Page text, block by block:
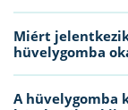
Miért
hüvelygomba
A hüvelygomba